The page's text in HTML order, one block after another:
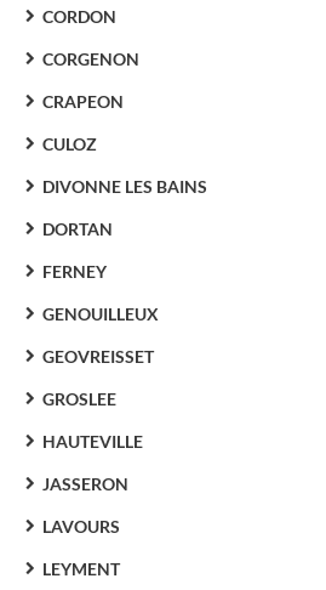
CORDON
CORGENON
CRAPEON
CULOZ
DIVONNE LES BAINS
DORTAN
FERNEY
GENOUILLEUX
GEOVREISSET
GROSLEE
HAUTEVILLE
JASSERON
LAVOURS
LEYMENT